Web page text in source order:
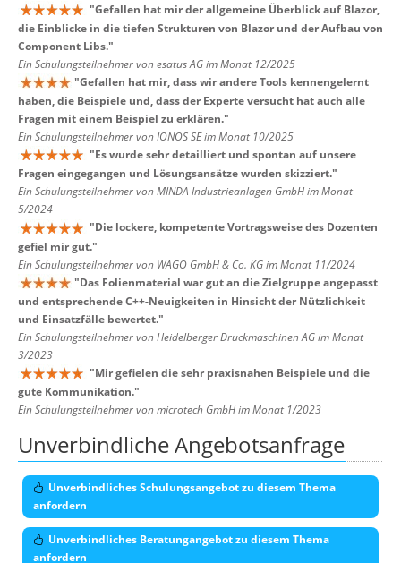
"Gefallen hat mir der allgemeine Überblick auf Blazor,
die Einblicke in die tiefen Strukturen von Blazor und der Aufbau von
Component Libs."
Ein Schulungsteilnehmer von esatus AG im Monat 12/2025
"Gefallen hat mir, dass wir andere Tools kennengelernt
haben, die Beispiele und, dass der Experte versucht hat auch alle
Fragen mit einem Beispiel zu erklären."
Ein Schulungsteilnehmer von IONOS SE im Monat 10/2025
"Es wurde sehr detailliert und spontan auf unsere
Fragen eingegangen und Lösungsansätze wurden skizziert."
Ein Schulungsteilnehmer von MINDA Industrieanlagen GmbH im Monat
5/2024
"Die lockere, kompetente Vortragsweise des Dozenten
gefiel mir gut."
Ein Schulungsteilnehmer von WAGO GmbH & Co. KG im Monat 11/2024
"Das Folienmaterial war gut an die Zielgruppe angepasst
und entsprechende C++-Neuigkeiten in Hinsicht der Nützlichkeit
und Einsatzfälle bewertet."
Ein Schulungsteilnehmer von Heidelberger Druckmaschinen AG im Monat
3/2023
"Mir gefielen die sehr praxisnahen Beispiele und die
gute Kommunikation."
Ein Schulungsteilnehmer von microtech GmbH im Monat 1/2023
Unverbindliche Angebotsanfrage
Unverbindliches Schulungsangebot zu diesem Thema
anfordern
Unverbindliches Beratungangebot zu diesem Thema
anfordern